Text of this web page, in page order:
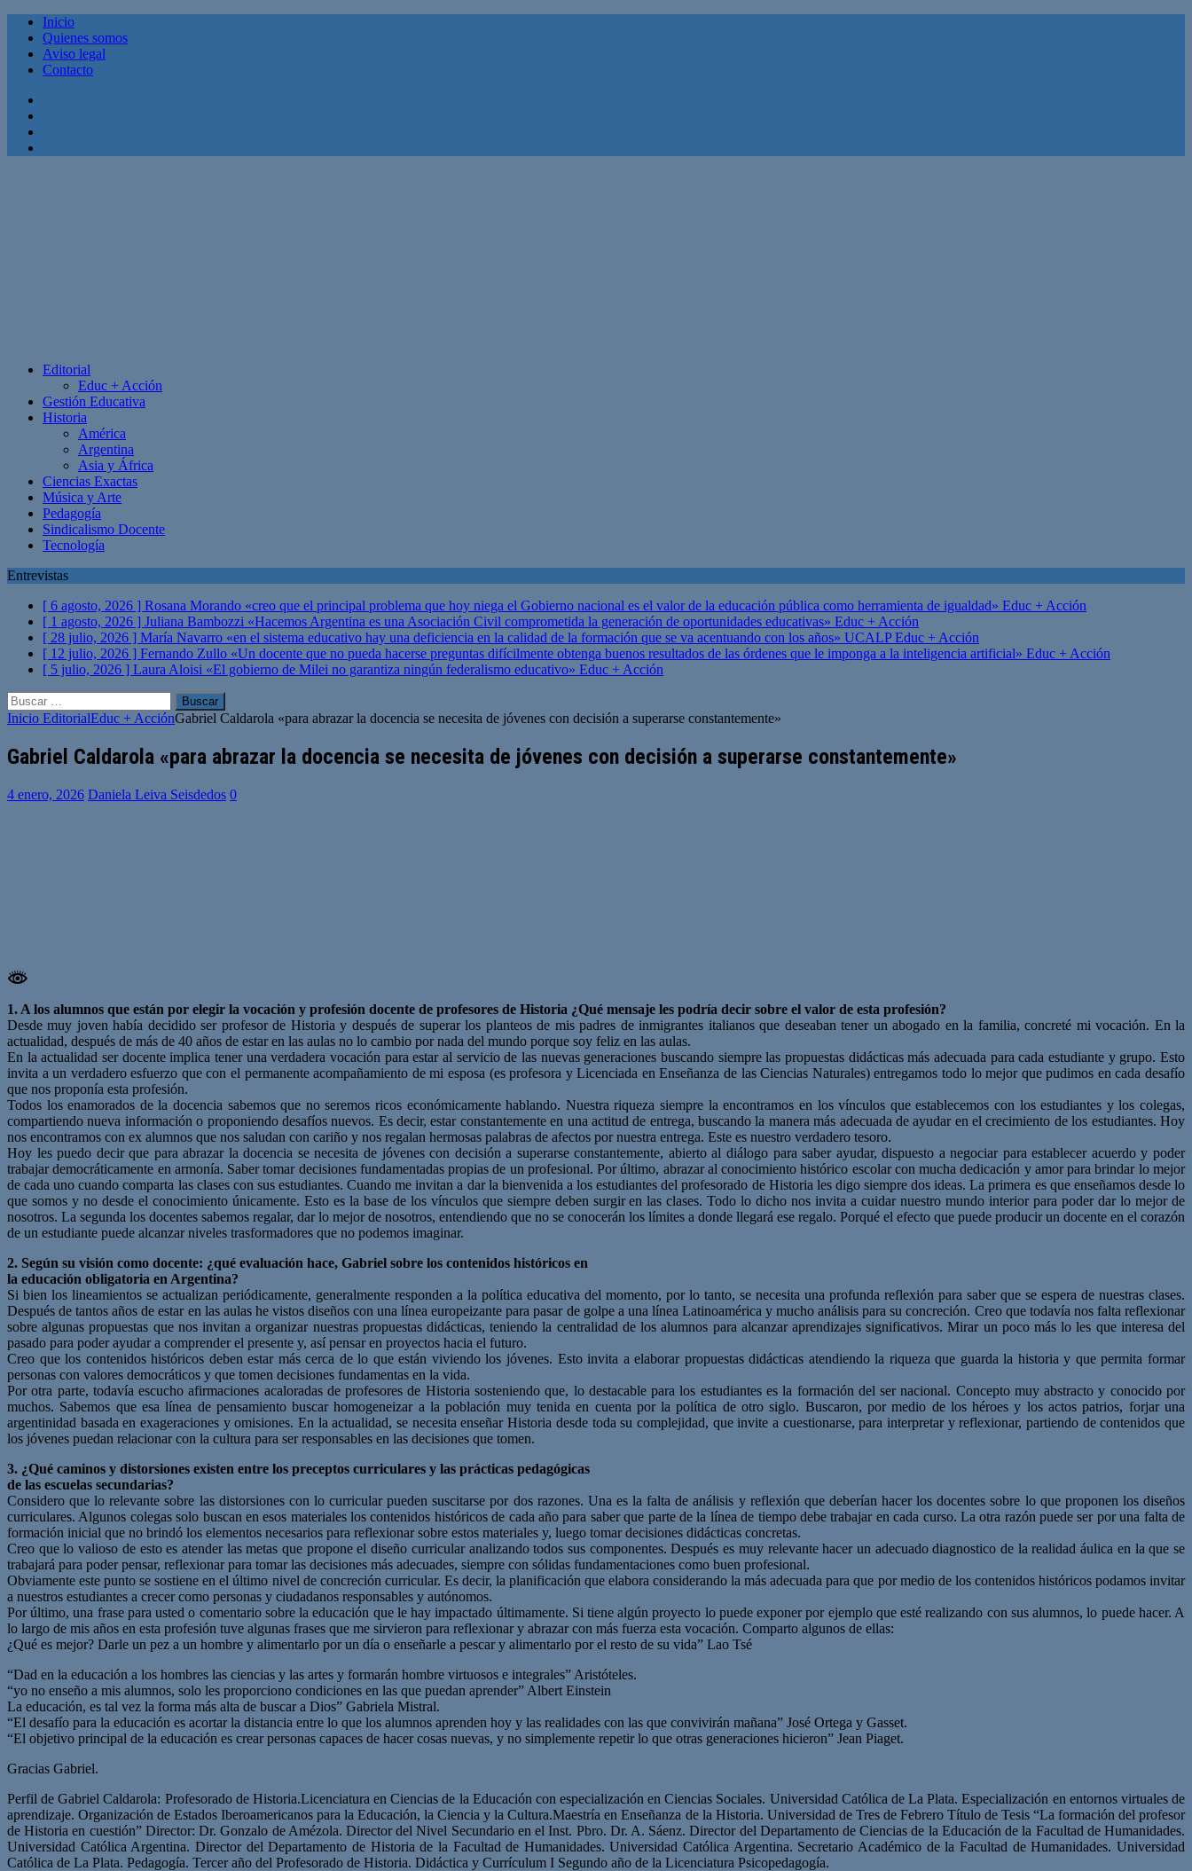
Inicio
Quienes somos
Aviso legal
Contacto
Editorial
Educ + Acción
Gestión Educativa
Historia
América
Argentina
Asia y África
Ciencias Exactas
Música y Arte
Pedagogía
Sindicalismo Docente
Tecnología
Entrevistas
[ 6 agosto, 2026 ] Rosana Morando «creo que el principal problema que hoy niega el Gobierno nacional es el valor de la educación pública como herramienta de igualdad» Educ + Acción
[ 1 agosto, 2026 ] Juliana Bambozzi «Hacemos Argentina es una Asociación Civil comprometida la generación de oportunidades educativas» Educ + Acción
[ 28 julio, 2026 ] María Navarro «en el sistema educativo hay una deficiencia en la calidad de la formación que se va acentuando con los años» UCALPEduc + Acción
[ 12 julio, 2026 ] Fernando Zullo «Un docente que no pueda hacerse preguntas difícilmente obtenga buenos resultados de las órdenes que le imponga a la inteligencia artificial» Educ + Acción
[ 5 julio, 2026 ] Laura Aloisi «El gobierno de Milei no garantiza ningún federalismo educativo» Educ + Acción
Buscar:
Inicio EditorialEduc + AcciónGabriel Caldarola «para abrazar la docencia se necesita de jóvenes con decisión a superarse constantemente»
Gabriel Caldarola «para abrazar la docencia se necesita de jóvenes con decisión a superarse constantemente»
4 enero, 2026 Daniela Leiva Seisdedos 0
1. A los alumnos que están por elegir la vocación y profesión docente de profesores de Historia ¿Qué mensaje les podría decir sobre el valor de esta profesión?
Desde muy joven había decidido ser profesor de Historia y después de superar los planteos de mis padres de inmigrantes italianos que deseaban tener un abogado en la familia, concreté mi vocación. En la
actualidad, después de más de 40 años de estar en las aulas no lo cambio por nada del mundo porque soy feliz en las aulas.
En la actualidad ser docente implica tener una verdadera vocación para estar al servicio de las nuevas generaciones buscando siempre las propuestas didácticas más adecuada para cada estudiante y grupo. Esto
invita a un verdadero esfuerzo que con el permanente acompañamiento de mi esposa (es profesora y Licenciada en Enseñanza de las Ciencias Naturales) entregamos todo lo mejor que pudimos en cada desafío
que nos proponía esta profesión.
Todos los enamorados de la docencia sabemos que no seremos ricos económicamente hablando. Nuestra riqueza siempre la encontramos en los vínculos que establecemos con los estudiantes y los colegas,
compartiendo nueva información o proponiendo desafíos nuevos. Es decir, estar constantemente en una actitud de entrega, buscando la manera más adecuada de ayudar en el crecimiento de los estudiantes. Hoy
nos encontramos con ex alumnos que nos saludan con cariño y nos regalan hermosas palabras de afectos por nuestra entrega. Este es nuestro verdadero tesoro.
Hoy les puedo decir que para abrazar la docencia se necesita de jóvenes con decisión a superarse constantemente, abierto al diálogo para saber ayudar, dispuesto a negociar para establecer acuerdo y poder
trabajar democráticamente en armonía. Saber tomar decisiones fundamentadas propias de un profesional. Por último, abrazar al conocimiento histórico escolar con mucha dedicación y amor para brindar lo mejor
de cada uno cuando comparta las clases con sus estudiantes. Cuando me invitan a dar la bienvenida a los estudiantes del profesorado de Historia les digo siempre dos ideas. La primera es que enseñamos desde lo
que somos y no desde el conocimiento únicamente. Esto es la base de los vínculos que siempre deben surgir en las clases. Todo lo dicho nos invita a cuidar nuestro mundo interior para poder dar lo mejor de
nosotros. La segunda los docentes sabemos regalar, dar lo mejor de nosotros, entendiendo que no se conocerán los límites a donde llegará ese regalo. Porqué el efecto que puede producir un docente en el corazón
de un estudiante puede alcanzar niveles trasformadores que no podemos imaginar.
2. Según su visión como docente: ¿qué evaluación hace, Gabriel sobre los contenidos históricos en
la educación obligatoria en Argentina?
Si bien los lineamientos se actualizan periódicamente, generalmente responden a la política educativa del momento, por lo tanto, se necesita una profunda reflexión para saber que se espera de nuestras clases.
Después de tantos años de estar en las aulas he vistos diseños con una línea europeizante para pasar de golpe a una línea Latinoamérica y mucho análisis para su concreción. Creo que todavía nos falta reflexionar
sobre algunas propuestas que nos invitan a organizar nuestras propuestas didácticas, teniendo la centralidad de los alumnos para alcanzar aprendizajes significativos. Mirar un poco más lo les que interesa del
pasado para poder ayudar a comprender el presente y, así pensar en proyectos hacia el futuro.
Creo que los contenidos históricos deben estar más cerca de lo que están viviendo los jóvenes. Esto invita a elaborar propuestas didácticas atendiendo la riqueza que guarda la historia y que permita formar
personas con valores democráticos y que tomen decisiones fundamentas en la vida.
Por otra parte, todavía escucho afirmaciones acaloradas de profesores de Historia sosteniendo que, lo destacable para los estudiantes es la formación del ser nacional. Concepto muy abstracto y conocido por
muchos. Sabemos que esa línea de pensamiento buscar homogeneizar a la población muy tenida en cuenta por la política de otro siglo. Buscaron, por medio de los héroes y los actos patrios, forjar una
argentinidad basada en exageraciones y omisiones. En la actualidad, se necesita enseñar Historia desde toda su complejidad, que invite a cuestionarse, para interpretar y reflexionar, partiendo de contenidos que
los jóvenes puedan relacionar con la cultura para ser responsables en las decisiones que tomen.
3. ¿Qué caminos y distorsiones existen entre los preceptos curriculares y las prácticas pedagógicas
de las escuelas secundarias?
Considero que lo relevante sobre las distorsiones con lo curricular pueden suscitarse por dos razones. Una es la falta de análisis y reflexión que deberían hacer los docentes sobre lo que proponen los diseños
curriculares. Algunos colegas solo buscan en esos materiales los contenidos históricos de cada año para saber que parte de la línea de tiempo debe trabajar en cada curso. La otra razón puede ser por una falta de
formación inicial que no brindó los elementos necesarios para reflexionar sobre estos materiales y, luego tomar decisiones didácticas concretas.
Creo que lo valioso de esto es atender las metas que propone el diseño curricular analizando todos sus componentes. Después es muy relevante hacer un adecuado diagnostico de la realidad áulica en la que se
trabajará para poder pensar, reflexionar para tomar las decisiones más adecuades, siempre con sólidas fundamentaciones como buen profesional.
Obviamente este punto se sostiene en el último nivel de concreción curricular. Es decir, la planificación que elabora considerando la más adecuada para que por medio de los contenidos históricos podamos invitar
a nuestros estudiantes a crecer como personas y ciudadanos responsables y autónomos.
Por último, una frase para usted o comentario sobre la educación que le hay impactado últimamente. Si tiene algún proyecto lo puede exponer por ejemplo que esté realizando con sus alumnos, lo puede hacer. A
lo largo de mis años en esta profesión tuve algunas frases que me sirvieron para reflexionar y abrazar con más fuerza esta vocación. Comparto algunos de ellas:
¿Qué es mejor? Darle un pez a un hombre y alimentarlo por un día o enseñarle a pescar y alimentarlo por el resto de su vida” Lao Tsé
“Dad en la educación a los hombres las ciencias y las artes y formarán hombre virtuosos e integrales” Aristóteles.
“yo no enseño a mis alumnos, solo les proporciono condiciones en las que puedan aprender” Albert Einstein
La educación, es tal vez la forma más alta de buscar a Dios” Gabriela Mistral.
“El desafío para la educación es acortar la distancia entre lo que los alumnos aprenden hoy y las realidades con las que convivirán mañana” José Ortega y Gasset.
“El objetivo principal de la educación es crear personas capaces de hacer cosas nuevas, y no simplemente repetir lo que otras generaciones hicieron” Jean Piaget.
Gracias Gabriel.
Perfil de Gabriel Caldarola: Profesorado de Historia.Licenciatura en Ciencias de la Educación con especialización en Ciencias Sociales. Universidad Católica de La Plata. Especialización en entornos virtuales de
aprendizaje. Organización de Estados Iberoamericanos para la Educación, la Ciencia y la Cultura.Maestría en Enseñanza de la Historia. Universidad de Tres de Febrero Título de Tesis “La formación del profesor
de Historia en cuestión” Director: Dr. Gonzalo de Amézola. Director del Nivel Secundario en el Inst. Pbro. Dr. A. Sáenz. Director del Departamento de Ciencias de la Educación de la Facultad de Humanidades.
Universidad Católica Argentina. Director del Departamento de Historia de la Facultad de Humanidades. Universidad Católica Argentina. Secretario Académico de la Facultad de Humanidades. Universidad
Católica de La Plata. Pedagogía. Tercer año del Profesorado de Historia. Didáctica y Currículum I Segundo año de la Licenciatura Psicopedagogía.